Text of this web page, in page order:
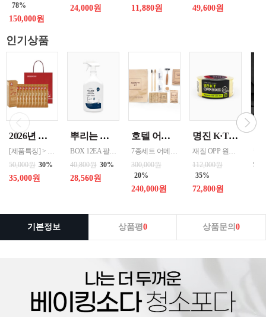
78%
150,000원
24,000원 11,880원 49,600원
인기상품
2026년 설명절 선물세트 [정관장] 홍삼기보데일리스틱 10ml*10포
[제품특징] > 120여 년 노하우로 재배된 6년근 홍과 제조기술로 추출 > 100% 계약재배를 통한 6년근 인삼 > 430여 가지의까다로운 품질 검사 > 액상형 농축액으로 음용이 쉬움 [제품성분] > 덱스트린, 정제수, 홍삼농축액(6년근, 고형분 64%, 홍삼성분 70mg/g 이상, 국산) 6.5%, 녹용추출액(뉴질랜드산), 식물혼합농축액(작약
50,000원 30%
35,000원
뿌리는 락스세제(욕실용) 1,000ml 12개 한박스단위 판매
BOX 12EA 팔레트 0.0123 원산지 한국 BARCODE 8809367760815
40,800원 30%
28,560원
호텔 어메니티 여행용 세면도구 50세트 대박스로만 판매 친환경 트레블세트 해외여행준비물 여행세트 일회용세면도구 어메니티세트
7종세트 어메니티 단체
300,000원
20%
240,000원
명진 K·T OPP테이프 80M(투명) 48mmx80M 50개 한박스단위 판매
재질 OPP 원산지 한국 BARCODE 8809357185789
112,000원
35%
72,800원
기본정보 상품평0 상품문의0